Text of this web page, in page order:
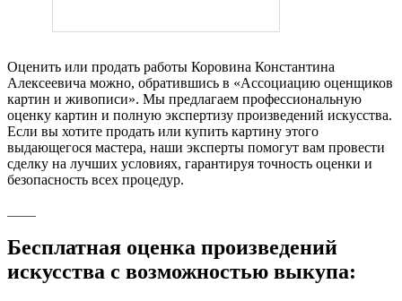
Оценить или продать работы Коровина Константина
Алексеевича можно, обратившись в «Ассоциацию оценщиков
картин и живописи». Мы предлагаем профессиональную
оценку картин и полную экспертизу произведений искусства.
Если вы хотите продать или купить картину этого
выдающегося мастера, наши эксперты помогут вам провести
сделку на лучших условиях, гарантируя точность оценки и
безопасность всех процедур.
Бесплатная оценка произведений
искусства с возможностью выкупа: